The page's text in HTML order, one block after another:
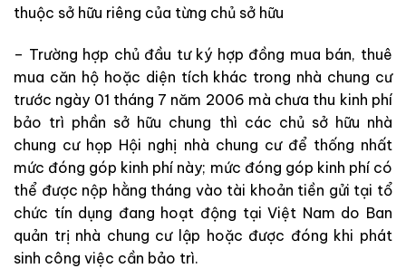
thuộc sở hữu riêng của từng chủ sở hữu
– Trường hợp chủ đầu tư ký hợp đồng mua bán, thuê
mua căn hộ hoặc diện tích khác trong nhà chung cư
trước ngày 01 tháng 7 năm 2006 mà chưa thu kinh phí
bảo trì phần sở hữu chung thì các chủ sở hữu nhà
chung cư họp Hội nghị nhà chung cư để thống nhất
mức đóng góp kinh phí này; mức đóng góp kinh phí có
thể được nộp hằng tháng vào tài khoản tiền gửi tại tổ
chức tín dụng đang hoạt động tại Việt Nam do Ban
quản trị nhà chung cư lập hoặc được đóng khi phát
sinh công việc cần bảo trì.